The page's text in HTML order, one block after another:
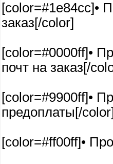
[color=#1e84cc]•
заказ[/color]
[color=#0000ff]•
почт на заказ[/
[color=#9900ff]•
предоплаты[/
[color=#ff00ff]•